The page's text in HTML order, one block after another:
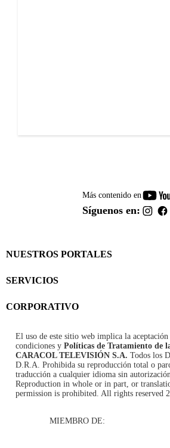
Más contenido en
Síguenos en:
NUESTROS PORTALES
SERVICIOS
CORPORATIVO
El uso de este sitio web implica la aceptación
condiciones y Políticas de Tratamiento de
CARACOL TELEVISIÓN S.A. Todos los
D.R.A. Prohibida su reproducción total o
traducción a cualquier idioma sin
Reproduction in whole or in part, or
permission is prohibited. All rights reserved
MIEMBRO DE: